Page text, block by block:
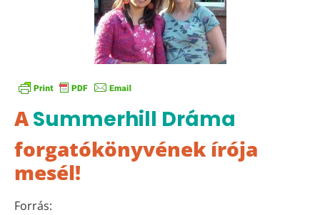
ASummerhill Dráma
forgatókönyvének írója
mesél!
Forrás: